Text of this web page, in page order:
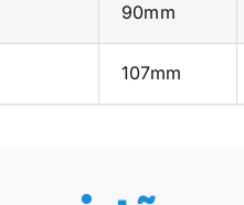
90mm
107mm